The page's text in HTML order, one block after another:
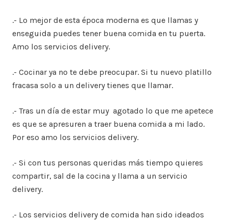
.- Lo mejor de esta época moderna es que llamas y
enseguida puedes tener buena comida en tu puerta.
Amo los servicios delivery.
.- Cocinar ya no te debe preocupar. Si tu nuevo platillo
fracasa solo a un delivery tienes que llamar.
.- Tras un día de estar muy agotado lo que me apetece
es que se apresuren a traer buena comida a mi lado.
Por eso amo los servicios delivery.
.- Si con tus personas queridas más tiempo quieres
compartir, sal de la cocina y llama a un servicio
delivery.
.- Los servicios delivery de comida han sido ideados